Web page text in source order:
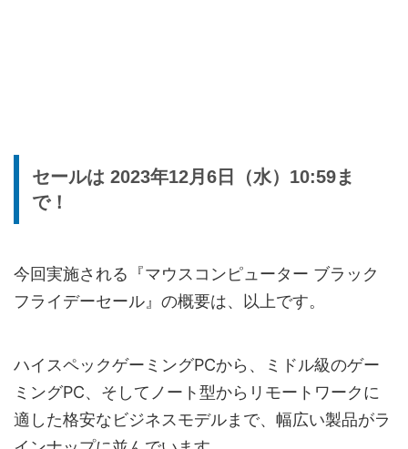
セールは 2023年12月6日（水）10:59ま
で！
今回実施される『マウスコンピューター ブラック
フライデーセール』の概要は、以上です。
ハイスペックゲーミングPCから、ミドル級のゲー
ミングPC、そしてノート型からリモートワークに
適した格安なビジネスモデルまで、幅広い製品がラ